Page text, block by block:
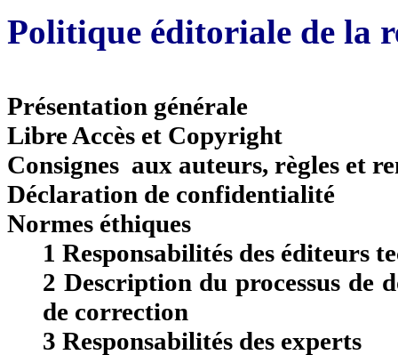
Politique éditoriale de la
Présentation générale
Libre Accès et Copyright
Consignes aux auteurs, règles et
Déclaration de confidentialité
Normes éthiques
1 Responsabilités des éditeurs
2 Description du processus de
de correction
3 Responsabilités des experts